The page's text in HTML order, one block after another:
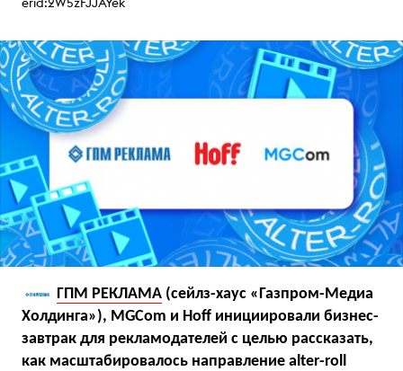
ГПМ РЕКЛАМА (сейлз-хаус «Газпром-Медиа
Холдинга»), MGCom и Hoff инициировали бизнес-
завтрак для рекламодателей с целью рассказать,
как масштабировалось направление alter-roll